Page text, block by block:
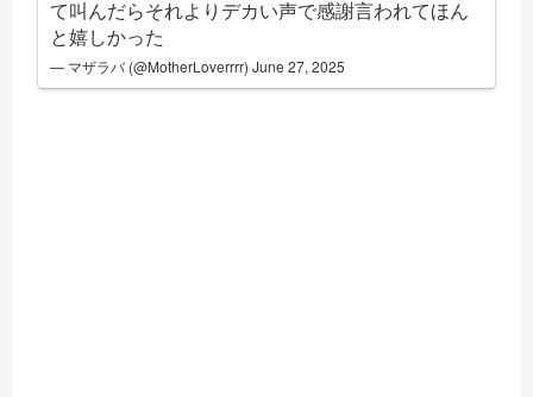
て叫んだらそれよりデカい声で感謝言われてほん
と嬉しかった
— マザラバ (@MotherLoverrrr)June 27, 2025